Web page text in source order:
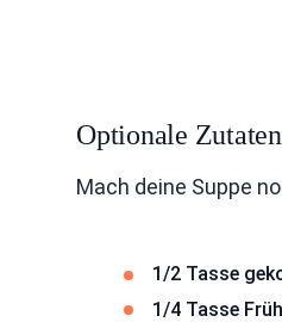
Optionale
Mach deine Suppe
1/2 Tasse
1/4 Tasse